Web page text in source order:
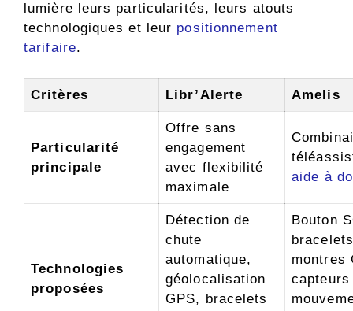
lumière leurs particularités, leurs atouts
technologiques et leur positionnement
tarifaire.
Critères Libr’Alerte Amelis
Particularité
principale
Offre sans
engagement
avec flexibilité
maximale
aide à
Technologies
proposées
Détection de
chute
automatique,
géolocalisation
GPS, bracelets
Bouton
montres
capteurs